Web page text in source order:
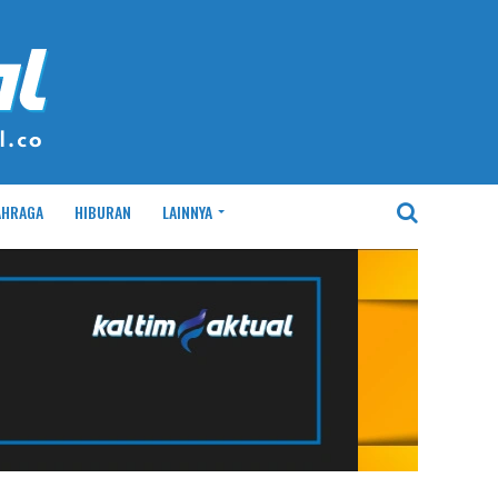
HIBURAN LAINNYA